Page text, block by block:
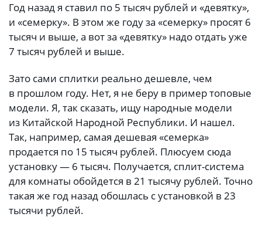
Год назад я ставил по 5 тысяч рублей и «девятку»,
и «семерку». В этом же году за «семерку» просят 6
тысяч и выше, а вот за «девятку» надо отдать уже
7 тысяч рублей и выше.
Зато сами сплитки реально дешевле, чем
в прошлом году. Нет, я не беру в пример топовые
модели. Я, так сказать, ищу народные модели
из Китайской Народной Республики. И нашел.
Так, например, самая дешевая «семерка»
продается по 15 тысяч рублей. Плюсуем сюда
установку — 6 тысяч. Получается, сплит-система
для комнаты обойдется в 21 тысячу рублей. Точно
такая же год назад обошлась с установкой в 23
тысячи рублей.